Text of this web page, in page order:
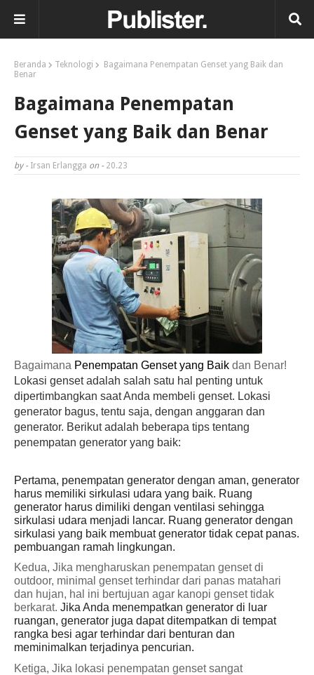
Beranda Teknologi
Bagaimana Penempatan Genset yang Baik dan
Benar
Bagaimana Penempatan
Genset yang Baik dan Benar
by - Irsan Erlangga on - 20.23
Bagaimana Penempatan Genset yang Baik dan Benar!
Lokasi genset adalah salah satu hal penting untuk
dipertimbangkan saat Anda membeli genset. Lokasi
generator bagus, tentu saja, dengan anggaran dan
generator. Berikut adalah beberapa tips tentang
penempatan generator yang baik:
Pertama, penempatan generator dengan aman, generator
harus memiliki sirkulasi udara yang baik. Ruang
generator harus dimiliki dengan ventilasi sehingga
sirkulasi udara menjadi lancar. Ruang generator dengan
sirkulasi yang baik membuat generator tidak cepat panas.
pembuangan ramah lingkungan.
Kedua, Jika mengharuskan penempatan genset di
outdoor, minimal genset terhindar dari panas matahari
dan hujan, hal ini bertujuan agar kanopi genset tidak
berkarat. Jika Anda menempatkan generator di luar
ruangan, generator juga dapat ditempatkan di tempat
rangka besi agar terhindar dari benturan dan
meminimalkan terjadinya pencurian.
Ketiga, Jika lokasi penempatan genset sangat